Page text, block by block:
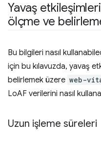
Yavaş
ölçme ve
Bu bilgileri nasıl
için bu kılavuzda, yavaş
belirlemek üzere web-
LoAF verilerini nasıl
Uzun işleme süreleri